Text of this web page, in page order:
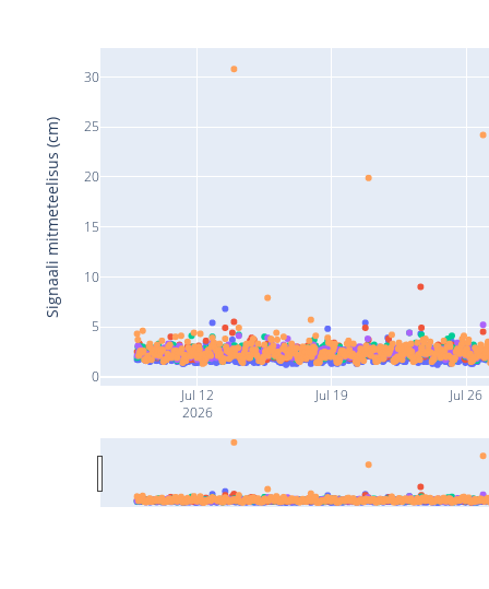
Jul 12
2026
Jul 19 Jul 26
0
5
10
15
20
25
30
Signaali mitmeteelisus (cm)